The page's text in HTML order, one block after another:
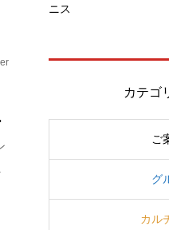
ニス
カテゴ
ご
グ
カル